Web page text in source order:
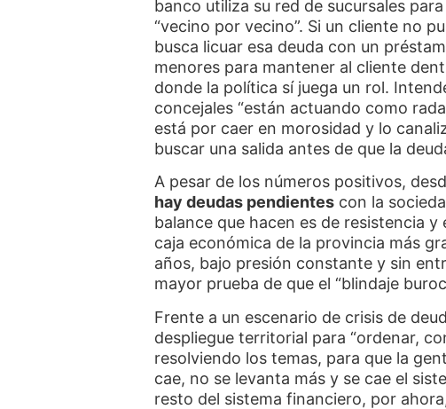
banco utiliza su red de sucursales
“vecino por vecino”. Si un cliente no
busca licuar esa deuda con un
menores para mantener al cliente
donde la política sí juega un rol.
concejales “están actuando como
está por caer en morosidad y lo
buscar una salida antes de que la
A pesar de los números positivos,
hay deudas pendientes con la
balance que hacen es de resistencia
caja económica de la provincia más
años, bajo presión constante y sin
mayor prueba de que el “blindaje
Frente a un escenario de crisis de
despliegue territorial para “ordenar,
resolviendo los temas, para que la
cae, no se levanta más y se cae el
resto del sistema financiero, por